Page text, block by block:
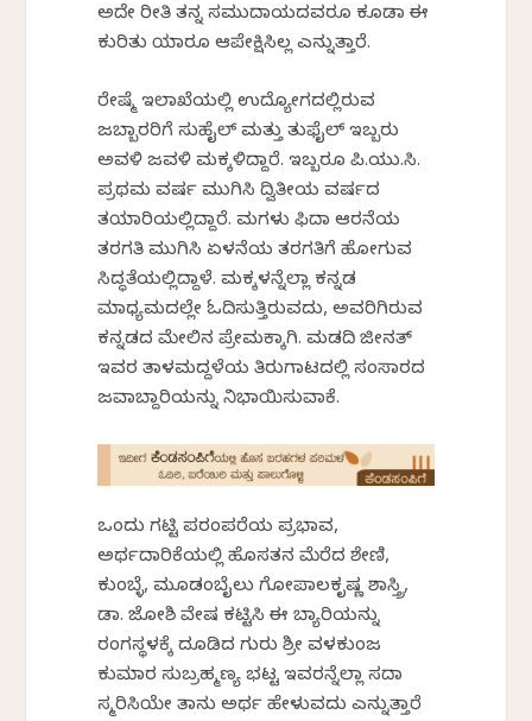
ಅದೇ ರೀತಿ ತನ್ನ ಸಮುದಾಯದವರೂ ಕೂಡಾ ಈ
ಕುರಿತು ಯಾರೂ ಆಪೇಕ್ಷಿಸಿಲ್ಲ ಎನ್ನುತ್ತಾರೆ.
ರೇಷ್ಮೆ ಇಲಾಖೆಯಲ್ಲಿ ಉದ್ಯೋಗದಲ್ಲಿರುವ
ಜಬ್ಬಾರರಿಗೆ ಸುಹೈಲ್ ಮತ್ತು ತುಫೈಲ್ ಇಬ್ಬರು
ಅವಳಿ ಜವಳಿ ಮಕ್ಕಳಿದ್ದಾರೆ. ಇಬ್ಬರೂ ಪಿ.ಯು.ಸಿ.
ಪ್ರಥಮ ವರ್ಷ ಮುಗಿಸಿ ದ್ವಿತೀಯ ವರ್ಷದ
ತಯಾರಿಯಲ್ಲಿದ್ದಾರೆ. ಮಗಳು ಫಿದಾ ಆರನೆಯ
ತರಗತಿ ಮುಗಿಸಿ ಏಳನೆಯ ತರಗತಿಗೆ ಹೋಗುವ
ಸಿದ್ಧತೆಯಲ್ಲಿದ್ದಾಳೆ. ಮಕ್ಕಳನ್ನೆಲ್ಲಾ ಕನ್ನಡ
ಮಾಧ್ಯಮದಲ್ಲೇ ಓದಿಸುತ್ತಿರುವದು, ಅವರಿಗಿರುವ
ಕನ್ನಡದ ಮೇಲಿನ ಪ್ರೇಮಕ್ಕಾಗಿ. ಮಡದಿ ಜೀನತ್
ಇವರ ತಾಳಮದ್ದಳೆಯ ತಿರುಗಾಟದಲ್ಲಿ ಸಂಸಾರದ
ಜವಾಬ್ದಾರಿಯನ್ನು ನಿಭಾಯಿಸುವಾಕೆ.
ಒಂದು ಗಟ್ಟಿ ಪರಂಪರೆಯ ಪ್ರಭಾವ,
ಅರ್ಥದಾರಿಕೆಯಲ್ಲಿ ಹೊಸತನ ಮೆರೆದ ಶೇಣಿ,
ಕುಂಬ್ಳೆ, ಮೂಡಂಬೈಲು ಗೋಪಾಲಕೃಷ್ಣ ಶಾಸ್ತ್ರಿ,
ಡಾ. ಜೋಶಿ ವೇಷ ಕಟ್ಟಿಸಿ ಈ ಬ್ಯಾರಿಯನ್ನು
ರಂಗಸ್ಥಳಕ್ಕೆ ದೂಡಿದ ಗುರು ಶ್ರೀ ವಳಕುಂಜ
ಕುಮಾರ ಸುಬ್ರಹ್ಮಣ್ಯ ಭಟ್ಟ ಇವರನ್ನೆಲ್ಲಾ ಸದಾ
ಸ್ಮರಿಸಿಯೇ ತಾನು ಅರ್ಥ ಹೇಳುವದು ಎನ್ನುತ್ತಾರೆ